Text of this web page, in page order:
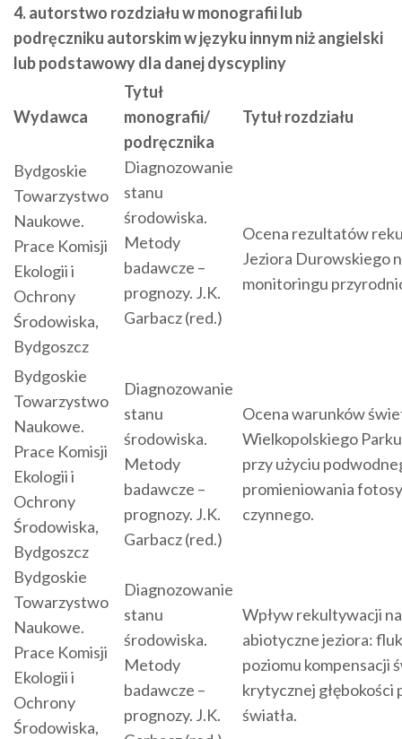
4. autorstwo rozdziału w monografii lub
podręczniku autorskim w języku innym niż angielski
lub podstawowy dla danej dyscypliny
Wydawca
Tytuł
monografii/
podręcznika
Tytuł rozdziału
Bydgoskie
Towarzystwo
Naukowe.
Prace Komisji
Ekologii i
Ochrony
Środowiska,
Bydgoszcz
Diagnozowanie
stanu
środowiska.
Metody
badawcze –
prognozy. J.K.
Garbacz (red.)
Ocena rezultatów
Jeziora Durowskiego
monitoringu
Bydgoskie
Towarzystwo
Naukowe.
Prace Komisji
Ekologii i
Ochrony
Środowiska,
Bydgoszcz
Diagnozowanie
stanu
środowiska.
Metody
badawcze –
prognozy. J.K.
Garbacz (red.)
Ocena warunków
Wielkopolskiego
przy użyciu
promieniowania
czynnego.
Bydgoskie
Towarzystwo
Naukowe.
Prace Komisji
Ekologii i
Ochrony
Środowiska,
Diagnozowanie
stanu
środowiska.
Metody
badawcze –
prognozy. J.K.
Wpływ rekultywacji
abiotyczne jeziora:
poziomu kompensacji
krytycznej głębokości
światła.